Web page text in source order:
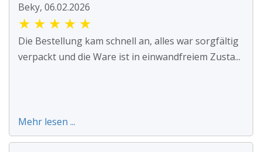
Beky, 06.02.2026
★ ★ ★ ★ ★
Die Bestellung kam schnell an, alles war sorgfältig
verpackt und die Ware ist in einwandfreiem Zusta...
Mehr lesen ...